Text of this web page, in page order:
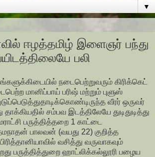
▼
ஈழத்தமிழ் இளைஞர் பந்து
பலி
நடைபெற்றுவரும் கிரிக்கெட்
மானிப்பாய் பரிஷ் மற்றும் புளுஸ்
வீரர் ஒருவர்
சம்பவ இடத்திலேயே துடிதுடித்து
பருத்தித்தறை 1 காட்டை
பாலவன் (வயது 22) குறித்த
வசித்து வருவாகவும்
பருத்தித்துறை ஹாட்லிக்கல்லூரி பழைய